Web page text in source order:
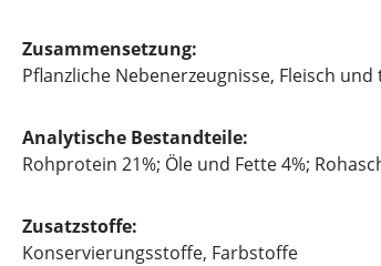
Zusammensetzung:
Pflanzliche Nebenerzeugnisse, Fleisch
Analytische Bestandteile:
Rohprotein 21%; Öle und Fette 4%;
Zusatzstoffe:
Konservierungsstoffe, Farbstoffe